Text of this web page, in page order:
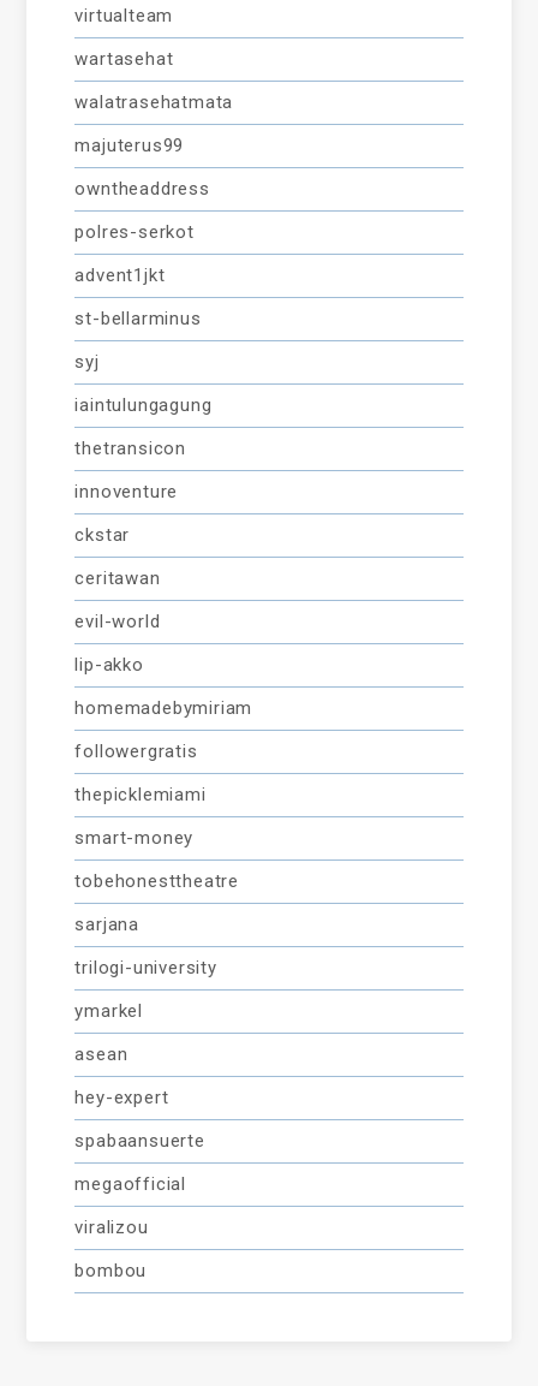
virtualteam
wartasehat
walatrasehatmata
majuterus99
owntheaddress
polres-serkot
advent1jkt
st-bellarminus
syj
iaintulungagung
thetransicon
innoventure
ckstar
ceritawan
evil-world
lip-akko
homemadebymiriam
followergratis
thepicklemiami
smart-money
tobehonesttheatre
sarjana
trilogi-university
ymarkel
asean
hey-expert
spabaansuerte
megaofficial
viralizou
bombou